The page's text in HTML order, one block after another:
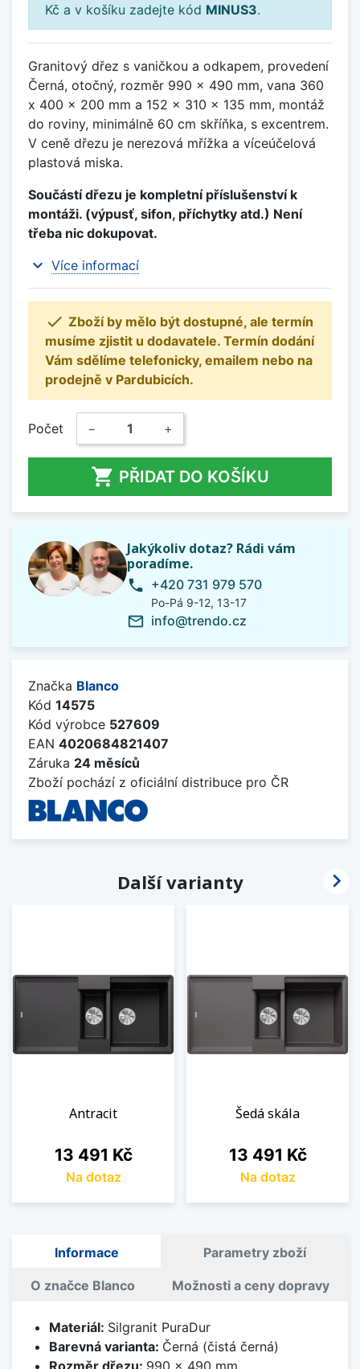
Kč a v košíku zadejte kód MINUS3.
Granitový dřez s vaničkou a odkapem, provedení
Černá, otočný, rozměr 990 x 490 mm, vana 360
x 400 x 200 mm a 152 x 310 x 135 mm, montáž
do roviny, minimálně 60 cm skříňka, s excentrem.
V ceně dřezu je nerezová mřížka a víceúčelová
plastová miska.
Součástí dřezu je kompletní příslušenství k
montáži. (výpusť, sifon, příchytky atd.) Není
třeba nic dokupovat.
expand_more Více informací
 Zboží by mělo být dostupné, ale termín
musíme zjistit u dodavatele. Termín dodání
Vám sdělíme telefonicky, emailem nebo na
prodejně v Pardubicích.
Počet − +
 PŘIDAT DO KOŠÍKU
Jakýkoliv dotaz? Rádi vám
poradíme.
phone +420 731 979 570
Po-Pá 9-12, 13-17
mail_outline info@trendo.cz
Značka Blanco
Kód 14575
Kód výrobce 527609
EAN 4020684821407
Záruka 24 měsíců
Zboží pochází z oficiální distribuce pro ČR
Další varianty
Antracit
Cena
13 491 Kč
Na dotaz
Šedá skála
Cena
13 491 Kč
Na dotaz

Informace Parametry zboží
O značce Blanco Možnosti a ceny dopravy
Materiál: Silgranit PuraDur
Barevná varianta: Černá (čistá černá)
Rozměr dřezu: 990 x 490 mm